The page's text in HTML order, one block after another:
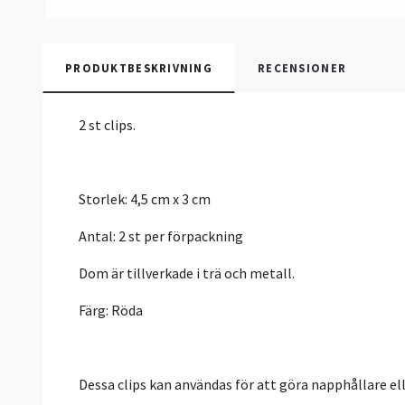
PRODUKTBESKRIVNING RECENSIONER
2 st clips.
Storlek: 4,5 cm x 3 cm
Antal: 2 st per förpackning
Dom är tillverkade i trä och metall.
Färg: Röda
Dessa clips kan användas för att göra napphållare